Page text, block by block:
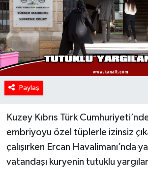
Paylaş
Kuzey Kıbrıs Türk
embriyoyu özel tüplerle izinsiz
çalışırken Ercan Havalimanı’nda
vatandaşı kuryenin tutuklu